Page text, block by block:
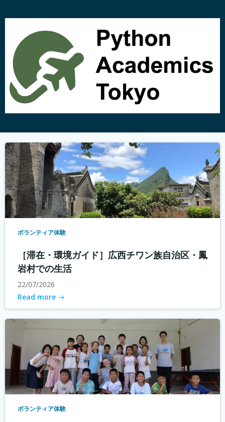
ン
ン
ツ
へ
キ
ッ
プ
ボランティア体験
［滞在・環境ガイド］広西チワン族自治区・鳳
岩村での生活
22/07/2026
Read more
ボランティア体験